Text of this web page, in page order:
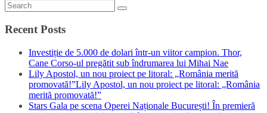
Recent Posts
Investiție de 5.000 de dolari într-un viitor campion. Thor,
Cane Corso-ul pregătit sub îndrumarea lui Mihai Nae
Lily Apostol, un nou proiect pe litoral: „România merită
promovată!”Lily Apostol, un nou proiect pe litoral: „România
merită promovată!”
Stars Gala pe scena Operei Naționale București! În premieră